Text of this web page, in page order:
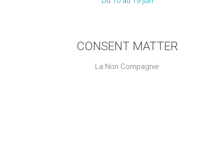
CONSENT MATTER
La Non Compagnie